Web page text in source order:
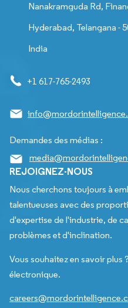
Nanakramguda Rd,
Hyderabad, Telangana -
India
+1 617-765-2493
Demandes des médias :
REJOIGNEZ-NOUS
Nous cherchons toujours à
talentueuses avec des
d'expertise de l'industrie, de
problèmes et d'inclination.
Vous souhaitez en savoir
électronique.